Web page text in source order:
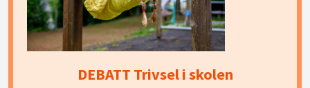
DEBATT Trivsel i skolen